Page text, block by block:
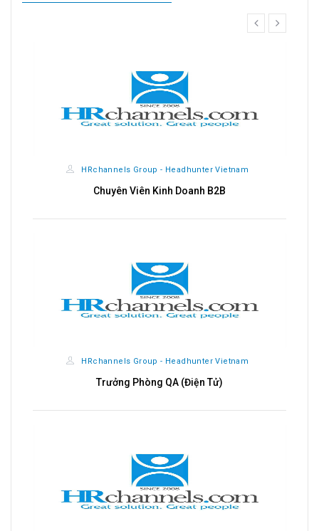
HRchannels Group - Headhunter Vietnam
Chuyên Viên Kinh Doanh B2B
HRchannels Group - Headhunter Vietnam
Trưởng Phòng QA (Điện Tử)
prev